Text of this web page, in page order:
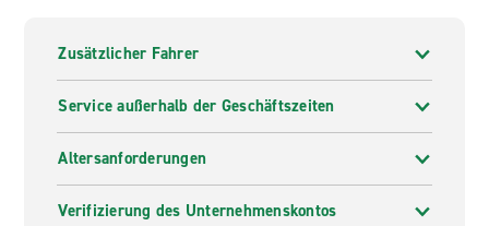
Zusätzlicher Fahrer
Service außerhalb der Geschäftszeiten
Altersanforderungen
Verifizierung des Unternehmenskontos